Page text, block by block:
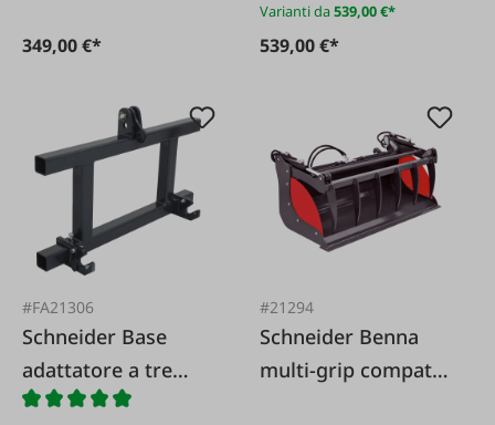
349,00 €*
Varianti da539,00 €*
539,00 €*
#FA21306
Schneider Base
adattatore a tre
punti senza gancio
#21294
Schneider Benna
multi-grip compatta